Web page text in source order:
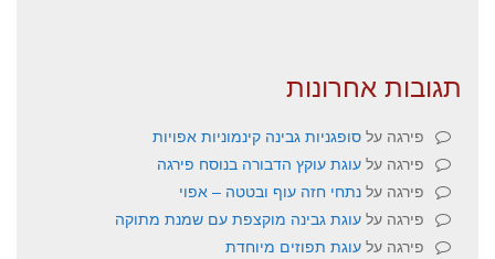
תגובות אחרונות
פירגה על סופגניות גבינה קינמוניות אפויות
פירגה על עוגת עוקץ הדבורה בנוסח פירגה
פירגה על נתחי חזה עוף ובטטה – אפוי
פירגה על עוגת גבינה מוקצפת עם שמנת מתוקה
פירגה על עוגת תפוזים מיוחדת